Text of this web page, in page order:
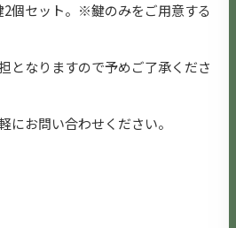
2個セット。※鍵のみをご用意する
となりますので予めご了承くださ
お問い合わせください。